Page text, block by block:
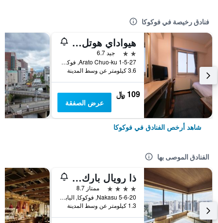
فنادق رخيصة في فوكوكا
هيواداي هوتل أراتو
2 نجمتين
جيد 6.7
1-5-27 Arato Chuo-ku, فوكوكا, اليابان
3.6 كيلومتر عن وسط المدينة
109 ﷼
عرض الصفقة
شاهد أرخص الفنادق في فوكوكا
الفنادق الموصى بها
ذا رويال بارك كانفاس فوكوكا ناكاسو
4 نجوم
ممتاز 8.7
5-6-20 Nakasu, فوكوكا, اليابان
1.3 كيلومتر عن وسط المدينة